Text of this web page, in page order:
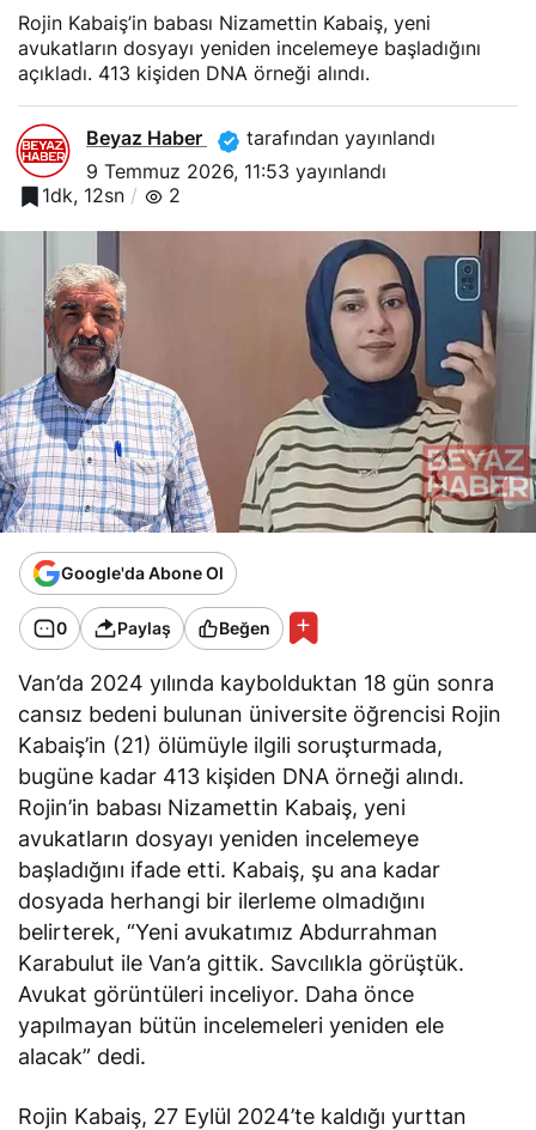
Rojin Kabaiş’in babası Nizamettin Kabaiş, yeni
avukatların dosyayı yeniden incelemeye başladığını
açıkladı. 413 kişiden DNA örneği alındı.
Beyaz Haber
tarafından yayınlandı
9 Temmuz 2026, 11:53 yayınlandı
1dk, 12sn
2
Google'da Abone Ol
0 Paylaş Beğen
Van’da 2024 yılında kaybolduktan 18 gün sonra
cansız bedeni bulunan üniversite öğrencisi Rojin
Kabaiş’in (21) ölümüyle ilgili soruşturmada,
bugüne kadar 413 kişiden DNA örneği alındı.
Rojin’in babası Nizamettin Kabaiş, yeni
avukatların dosyayı yeniden incelemeye
başladığını ifade etti. Kabaiş, şu ana kadar
dosyada herhangi bir ilerleme olmadığını
belirterek, “Yeni avukatımız Abdurrahman
Karabulut ile Van’a gittik. Savcılıkla görüştük.
Avukat görüntüleri inceliyor. Daha önce
yapılmayan bütün incelemeleri yeniden ele
alacak” dedi.
Rojin Kabaiş, 27 Eylül 2024’te kaldığı yurttan